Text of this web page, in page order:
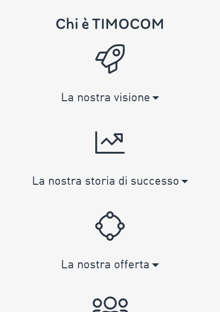
Chi è TIMOCOM
La nostra visione
La nostra storia di successo
La nostra offerta